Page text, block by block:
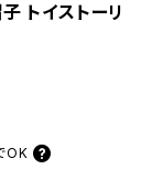
トイストーリ
OK